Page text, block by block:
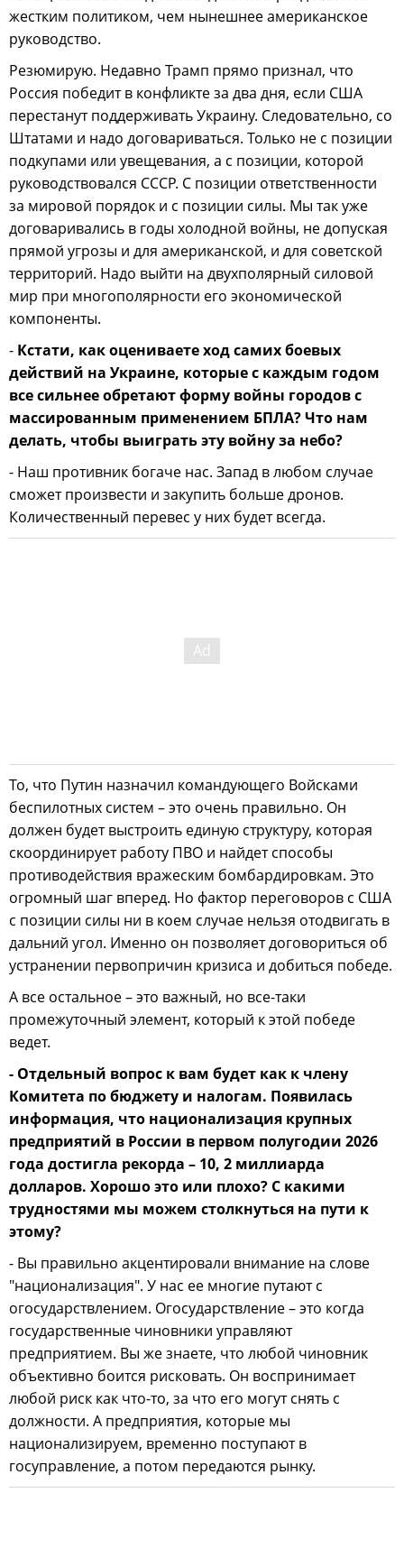
жестким политиком, чем нынешнее американское
руководство.
Резюмирую. Недавно Трамп прямо признал, что
Россия победит в конфликте за два дня, если США
перестанут поддерживать Украину. Следовательно, со
Штатами и надо договариваться. Только не с позиции
подкупами или увещевания, а с позиции, которой
руководствовался СССР. С позиции ответственности
за мировой порядок и с позиции силы. Мы так уже
договаривались в годы холодной войны, не допуская
прямой угрозы и для американской, и для советской
территорий. Надо выйти на двухполярный силовой
мир при многополярности его экономической
компоненты.
- Кстати, как оцениваете ход самих боевых
действий на Украине, которые с каждым годом
все сильнее обретают форму войны городов с
массированным применением БПЛА? Что нам
делать, чтобы выиграть эту войну за небо?
- Наш противник богаче нас. Запад в любом случае
сможет произвести и закупить больше дронов.
Количественный перевес у них будет всегда.
То, что Путин назначил командующего Войсками
беспилотных систем – это очень правильно. Он
должен будет выстроить единую структуру, которая
скоординирует работу ПВО и найдет способы
противодействия вражеским бомбардировкам. Это
огромный шаг вперед. Но фактор переговоров с США
с позиции силы ни в коем случае нельзя отодвигать в
дальний угол. Именно он позволяет договориться об
устранении первопричин кризиса и добиться победе.
А все остальное – это важный, но все-таки
промежуточный элемент, который к этой победе
ведет.
- Отдельный вопрос к вам будет как к члену
Комитета по бюджету и налогам. Появилась
информация, что национализация крупных
предприятий в России в первом полугодии 2026
года достигла рекорда – 10, 2 миллиарда
долларов. Хорошо это или плохо? С какими
трудностями мы можем столкнуться на пути к
этому?
- Вы правильно акцентировали внимание на слове
"национализация". У нас ее многие путают с
огосударствлением. Огосударствление – это когда
государственные чиновники управляют
предприятием. Вы же знаете, что любой чиновник
объективно боится рисковать. Он воспринимает
любой риск как что-то, за что его могут снять с
должности. А предприятия, которые мы
национализируем, временно поступают в
госуправление, а потом передаются рынку.